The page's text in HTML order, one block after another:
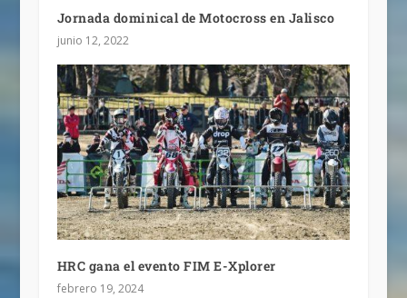
Jornada dominical de Motocross en Jalisco
junio 12, 2022
HRC gana el evento FIM E-Xplorer
febrero 19, 2024